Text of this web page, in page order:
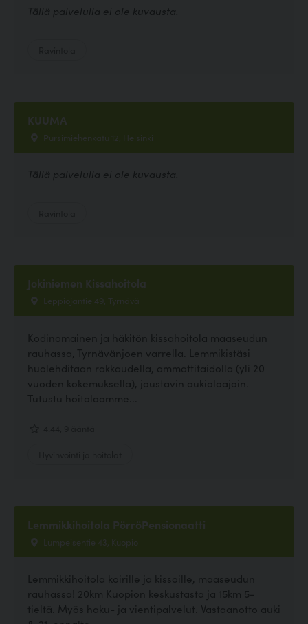
Tällä palvelulla ei ole kuvausta.
KUUMA
Pursimiehenkatu 12, Helsinki
Tällä palvelulla ei ole kuvausta.
Jokiniemen Kissahoitola
Leppiojantie 49, Tyrnävä
Kodinomainen ja häkitön kissahoitola maaseudun
rauhassa, Tyrnävänjoen varrella. Lemmikistäsi
huolehditaan rakkaudella, ammattitaidolla (yli 20
vuoden kokemuksella), joustavin aukioloajoin.
Tutustu hoitolaamme...
Lemmikkihoitola PörröPensionaatti
Lumpeisentie 43, Kuopio
Lemmikkihoitola koirille ja kissoille, maaseudun
rauhassa! 20km Kuopion keskustasta ja 15km 5-
tieltä. Myös haku- ja vientipalvelut. Vastaanotto auki